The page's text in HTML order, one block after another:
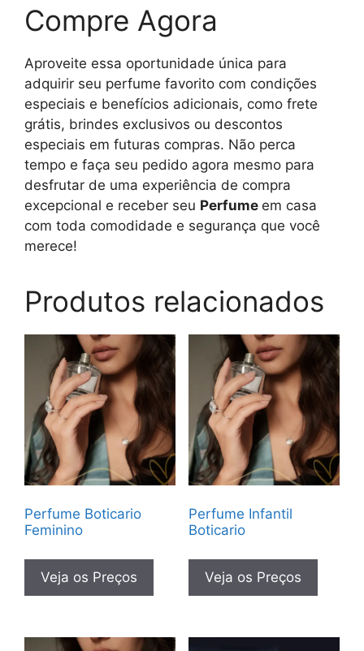
Compre Agora
Aproveite essa oportunidade única para
adquirir seu perfume favorito com condições
especiais e benefícios adicionais, como frete
grátis, brindes exclusivos ou descontos
especiais em futuras compras. Não perca
tempo e faça seu pedido agora mesmo para
desfrutar de uma experiência de compra
excepcional e receber seu Perfume em casa
com toda comodidade e segurança que você
merece!
Produtos relacionados
Perfume Boticario
Feminino
Veja os Preços
Perfume Infantil
Boticario
Veja os Preços